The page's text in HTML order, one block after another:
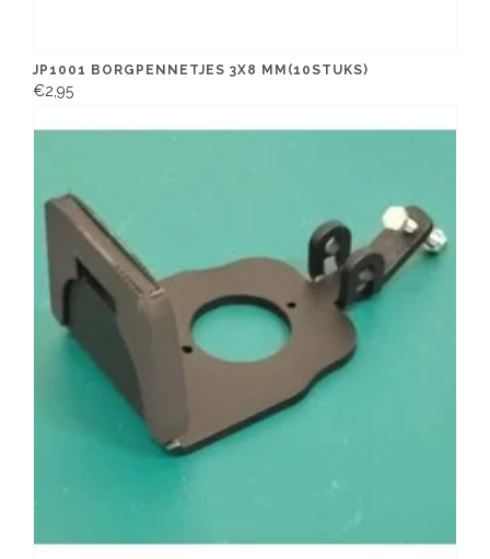
JP1001 BORGPENNETJES 3X8 MM(10STUKS)
€2,95